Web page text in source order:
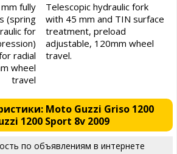
fully
(spring
for
radial
wheel
travel
Telescopic hydraulic fork
with 45 mm and TIN surface
treatment, preload
adjustable, 120mm wheel
travel.
Moto Guzzi Griso 1200
1200 Sport 8v 2009
по объявлениям в интернете